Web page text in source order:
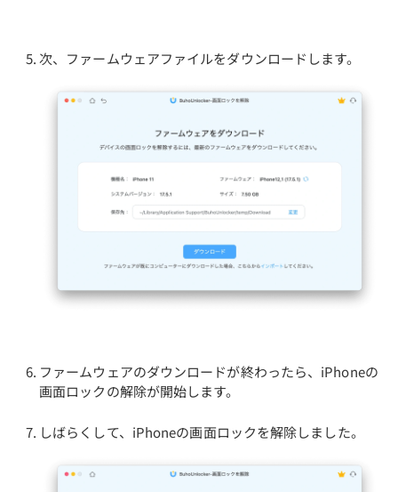
次、ファームウェアファイルをダウンロードします。
ファームウェアのダウンロードが終わったら、iPhoneの
画面ロックの解除が開始します。
しばらくして、iPhoneの画面ロックを解除しました。